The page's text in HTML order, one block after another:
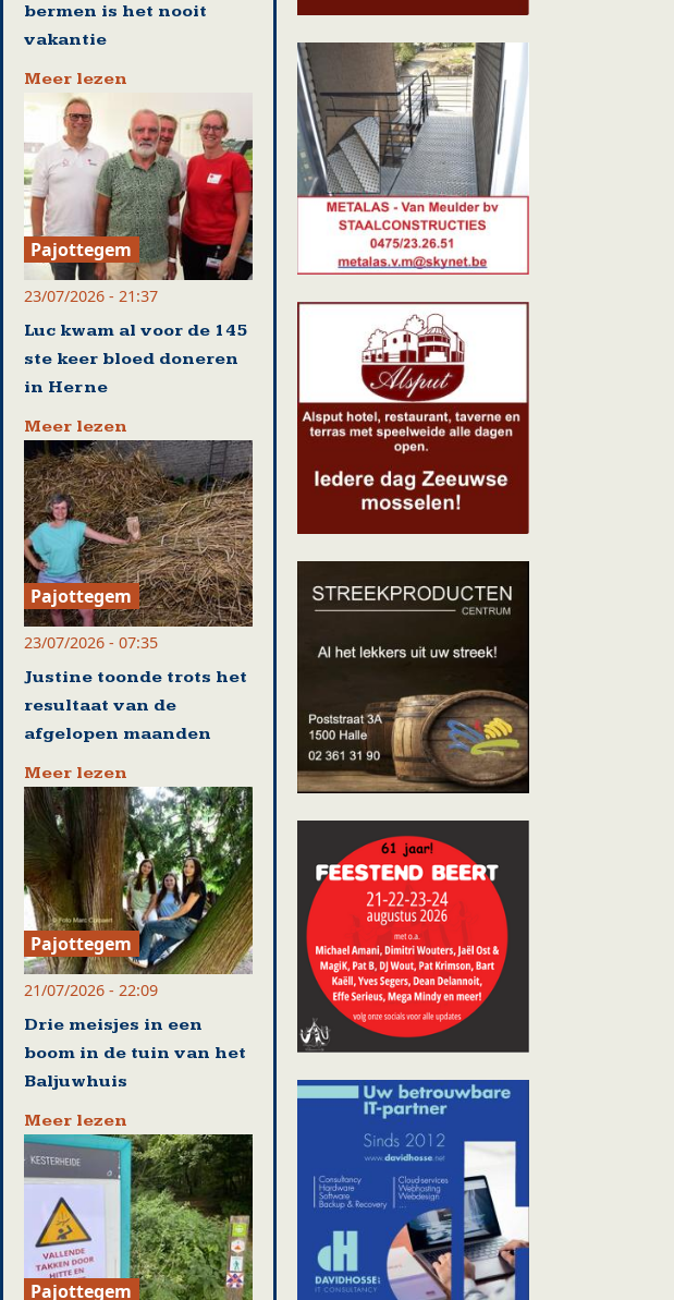
bermen is het nooit
vakantie
Meer lezen
Pajottegem
23/07/2026 - 21:37
Luc kwam al voor de 145
ste keer bloed doneren
in Herne
Meer lezen
Pajottegem
23/07/2026 - 07:35
Justine toonde trots het
resultaat van de
afgelopen maanden
Meer lezen
Pajottegem
21/07/2026 - 22:09
Drie meisjes in een
boom in de tuin van het
Baljuwhuis
Meer lezen
Pajottegem